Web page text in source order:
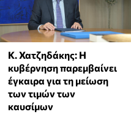
Κ. Χατζηδάκης: Η
κυβέρνηση παρεμβαίνει
έγκαιρα για τη μείωση
των τιμών των
καυσίμων